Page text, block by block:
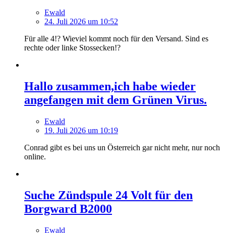
Ewald
24. Juli 2026 um 10:52
Für alle 4!? Wieviel kommt noch für den Versand. Sind es
rechte oder linke Stossecken!?
Hallo zusammen,ich habe wieder
angefangen mit dem Grünen Virus.
Ewald
19. Juli 2026 um 10:19
Conrad gibt es bei uns un Österreich gar nicht mehr, nur noch
online.
Suche Zündspule 24 Volt für den
Borgward B2000
Ewald